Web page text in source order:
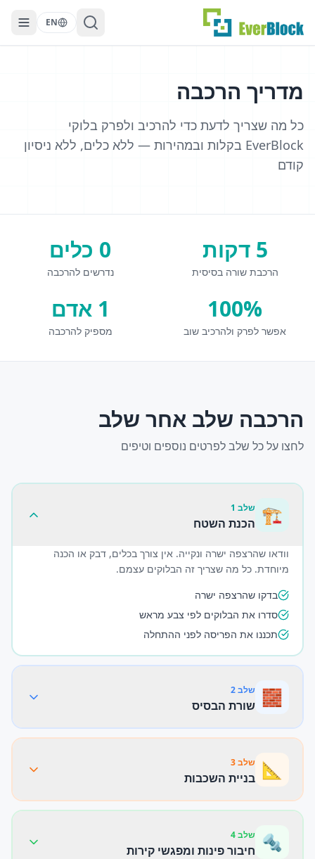
EN
מדריך הרכבה
כל מה שצריך לדעת כדי להרכיב ולפרק בלוקי
EverBlock בקלות ובמהירות — ללא כלים, ללא ניסיון
קודם
5 דקות
הרכבת שורה בסיסית
0 כלים
נדרשים להרכבה
100%
אפשר לפרק ולהרכיב שוב
1 אדם
מספיק להרכבה
הרכבה שלב אחר שלב
לחצו על כל שלב לפרטים נוספים וטיפים
🏗️ שלב 1
הכנת השטח
וודאו שהרצפה ישרה ונקייה. אין צורך בכלים, דבק או הכנה
מיוחדת. כל מה שצריך זה הבלוקים עצמם.
בדקו שהרצפה ישרה
סדרו את הבלוקים לפי צבע מראש
תכננו את הפריסה לפני ההתחלה
🧱 שלב2
שורת הבסיס
📐 שלב3
בניית השכבות
🔩 שלב4
חיבור פינות ומפגשי קירות